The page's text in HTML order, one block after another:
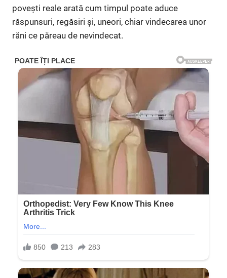
povești reale arată cum timpul poate aduce
răspunsuri, regăsiri și, uneori, chiar vindecarea unor
răni ce păreau de nevindecat.